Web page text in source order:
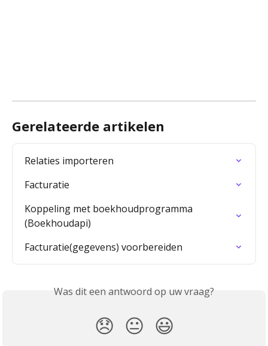
Gerelateerde artikelen
Relaties importeren
Facturatie
Koppeling met boekhoudprogramma
(Boekhoudapi)
Facturatie(gegevens) voorbereiden
Was dit een antwoord op uw vraag?
😞 😐 😃